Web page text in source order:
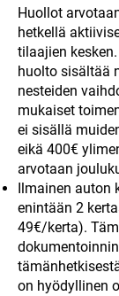
Huollot
hetkellä
tilaajien
huolto sisältää
nesteiden
mukaiset
ei sisällä
eikä 400€
arvotaan
Ilmainen auton
enintään 2
49€/kerta).
on hyödyllinen